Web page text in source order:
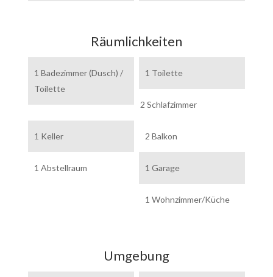
Räumlichkeiten
1 Badezimmer (Dusch) /
Toilette
1 Toilette
2 Schlafzimmer
2 Balkon
1 Keller
1 Garage
1 Abstellraum
1 Wohnzimmer/Küche
Umgebung